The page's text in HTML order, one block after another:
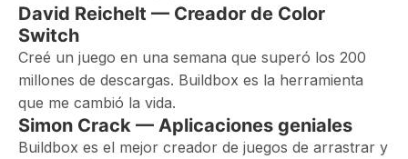
David Reichelt — Creador de Color
Switch
Creé un juego en una semana que superó los 200
millones de descargas. Buildbox es la herramienta
que me cambió la vida.
Simon Crack — Aplicaciones geniales
Buildbox es el mejor creador de juegos de arrastrar y